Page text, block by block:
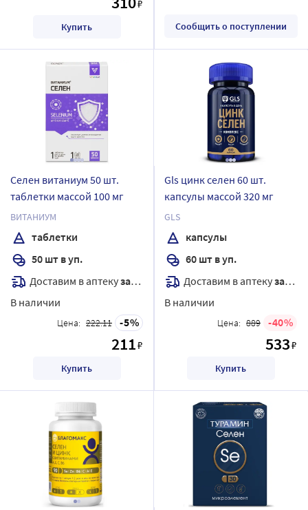
₽
Купить Сообщить о поступлении
Селен витаниум 50 шт.
таблетки массой 100 мг
ВИТАНИУМ
таблетки
50 шт в уп.
Доставим в аптекузавтра
В наличии
Цена: 222.11 5
211₽
Купить
Gls цинк селен 60 шт.
капсулы массой 320 мг
GLS
капсулы
60 шт в уп.
Доставим в аптекузавтра
В наличии
Цена: 889 40
533₽
Купить